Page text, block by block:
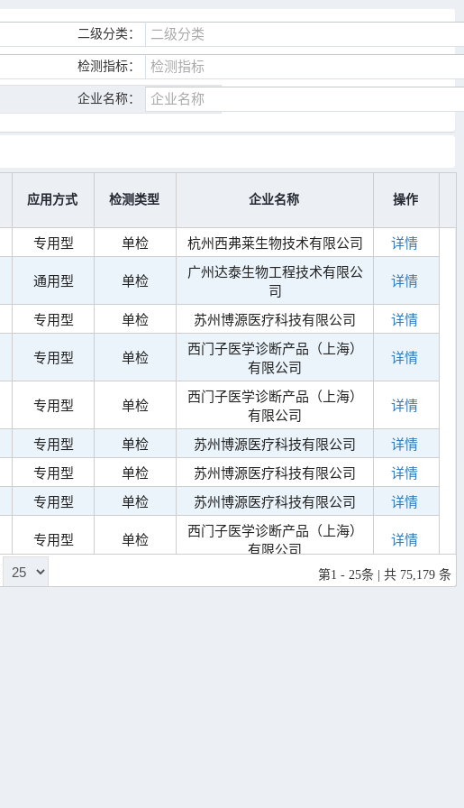
二级分类：
检测指标：
企业名称：
应用方式 检测类型 企业名称 操作
专用型 单检 杭州西弗莱生物技术有限公司 详情
通用型 单检
广州达泰生物工程技术有限公
司
详情
专用型 单检 苏州博源医疗科技有限公司 详情
专用型 单检
西门子医学诊断产品（上海）
有限公司
详情
专用型 单检
西门子医学诊断产品（上海）
有限公司
详情
专用型 单检 苏州博源医疗科技有限公司
详情
专用型 单检 苏州博源医疗科技有限公司
详情
专用型 单检 苏州博源医疗科技有限公司 详情
专用型 单检
西门子医学诊断产品（上海）
有限公司
详情
通用型 单检 中秀科技股份有限公司 详情
第1 - 25条 | 共 75,179 条